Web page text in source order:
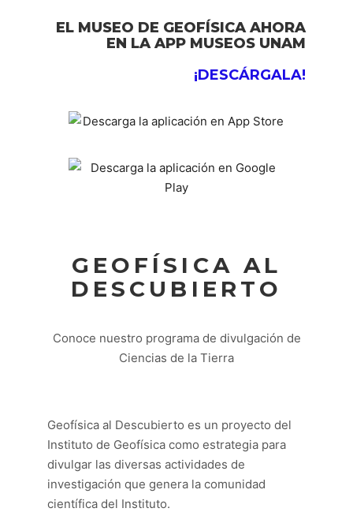
EL MUSEO DE GEOFÍSICA AHORA
EN LA APP MUSEOS UNAM
¡DESCÁRGALA!
GEOFÍSICA AL
DESCUBIERTO
Conoce nuestro programa de divulgación de
Ciencias de la Tierra
Geofísica al Descubierto es un proyecto del
Instituto de Geofísica como estrategia para
divulgar las diversas actividades de
investigación que genera la comunidad
científica del Instituto.